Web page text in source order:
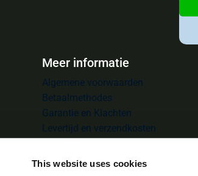
This website uses cookies
Meer informatie
Algemene voorwaarden
Betaalmethodes
Garantie en Klachten
Levertijd en verzendkosten
Retourneren